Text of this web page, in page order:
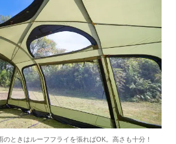
のときはルーフフライを張ればOK。高さも十分！